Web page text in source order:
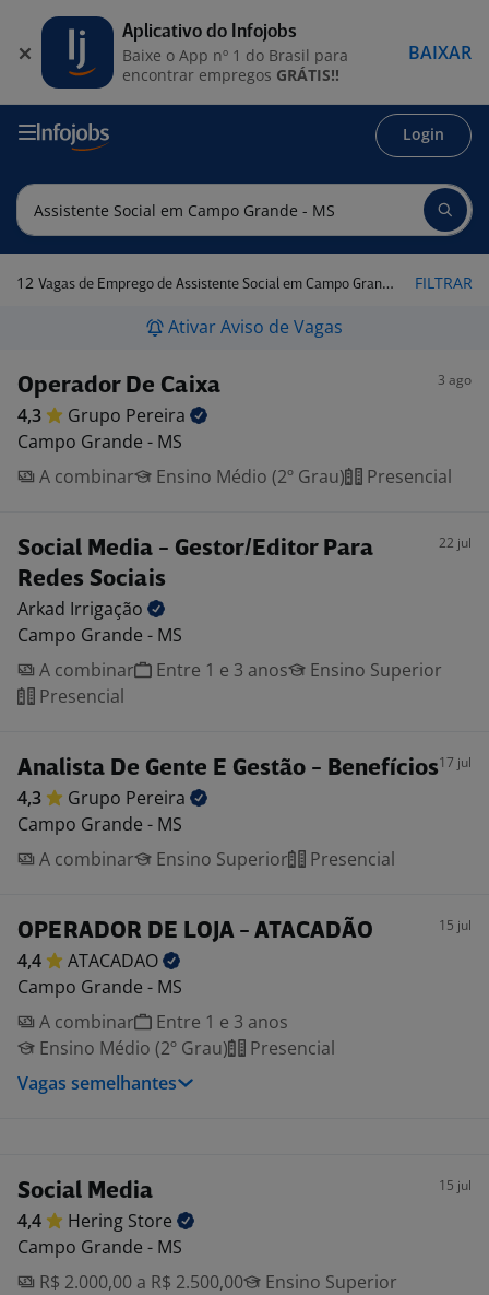
Login
12 Vagas de Emprego de Assistente Social em Campo Grande - MS FILTRAR
Ativar Aviso de Vagas
Operador De Caixa 3 ago
4,3 Grupo Pereira
Campo Grande - MS
A combinar
Ensino Médio (2º Grau) Presencial
Social Media - Gestor/Editor Para
Redes Sociais
22 jul
Arkad Irrigação
Campo Grande - MS
A combinar
Entre 1 e 3 anos
Ensino Superior
Presencial
Analista De Gente E Gestão - Benefícios17 jul
4,3 Grupo Pereira
Campo Grande - MS
A combinar
Ensino Superior Presencial
OPERADOR DE LOJA - ATACADÃO 15 jul
4,4
ATACADAO
Campo Grande - MS
A combinar
Entre 1 e 3 anos
Ensino Médio (2º Grau)
Presencial
Vagas semelhantes
Social Media 15 jul
4,4 Hering Store
Campo Grande - MS
R$ 2.000,00 a R$ 2.500,00
Ensino Superior
Aplicativo do Infojobs
Baixe o App nº 1 do Brasil para
encontrar empregos GRÁTIS!!
BAIXAR